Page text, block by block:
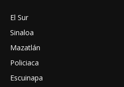
El Sur
Sinaloa
Mazatlán
Policiaca
Escuinapa